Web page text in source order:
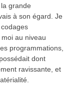
grande
à son égard. Je
au niveau
programmations,
dont
ravissante, et